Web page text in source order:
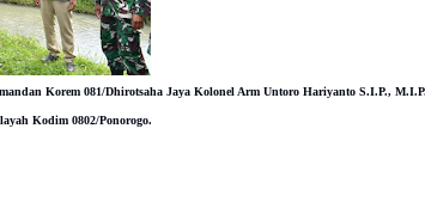
Korem 081/Dhirotsaha Jaya Kolonel Arm Untoro Hariyanto S.I.P.,
Kodim 0802/Ponorogo.